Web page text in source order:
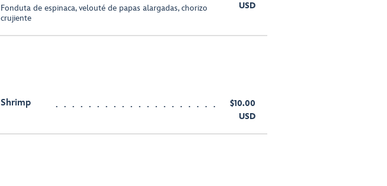
Fonduta de espinaca, velouté de papas alargadas, chorizo
crujiente
USD
Shrimp
$10.00
USD